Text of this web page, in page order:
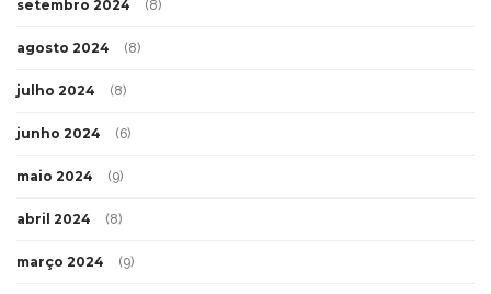
setembro 2024 (8)
agosto 2024 (8)
julho 2024 (8)
junho 2024 (6)
maio 2024 (9)
abril 2024 (8)
março 2024 (9)